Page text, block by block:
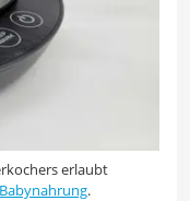
erlaubt
Babynahrung.